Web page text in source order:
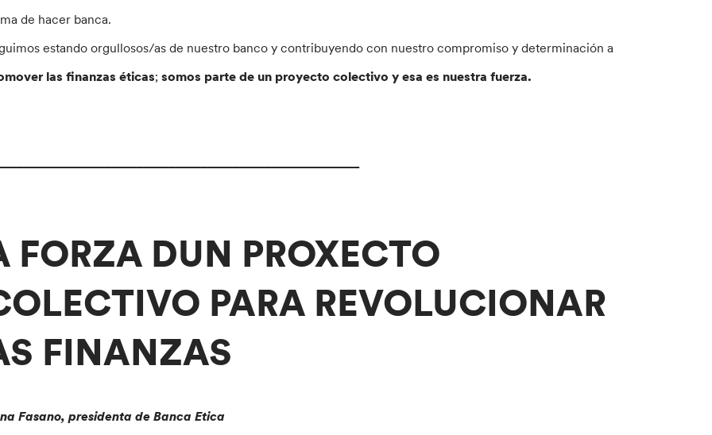
de hacer banca.
estando orgullosos/as de nuestro banco y contribuyendo con nuestro compromiso y determinación a
las finanzas éticas;somos parte de un proyecto colectivo y esa es nuestra fuerza.
FORZA DUN PROXECTO
PARA REVOLUCIONAR
FINANZAS
Fasano, presidenta de Banca Etica